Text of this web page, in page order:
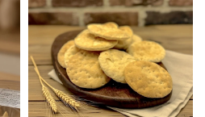
Las clásicas galletas
malteadas de panadería de
toda nuestra vida